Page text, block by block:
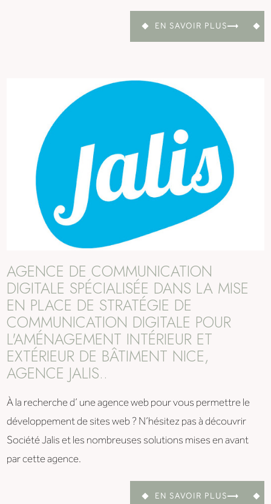
EN SAVOIR PLUS
AGENCE DE COMMUNICATION
DIGITALE SPÉCIALISÉE DANS LA MISE
EN PLACE DE STRATÉGIE DE
COMMUNICATION DIGITALE POUR
L'AMÉNAGEMENT INTÉRIEUR ET
EXTÉRIEUR DE BÂTIMENT NICE,
AGENCE JALIS..
À la recherche d’ une agence web pour vous permettre le
développement de sites web ? N’hésitez pas à découvrir
Société Jalis et les nombreuses solutions mises en avant
par cette agence.
EN SAVOIR PLUS